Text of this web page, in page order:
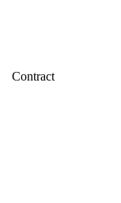
Contract